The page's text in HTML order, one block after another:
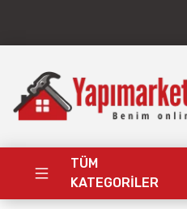
TÜM
KATEGORİLER